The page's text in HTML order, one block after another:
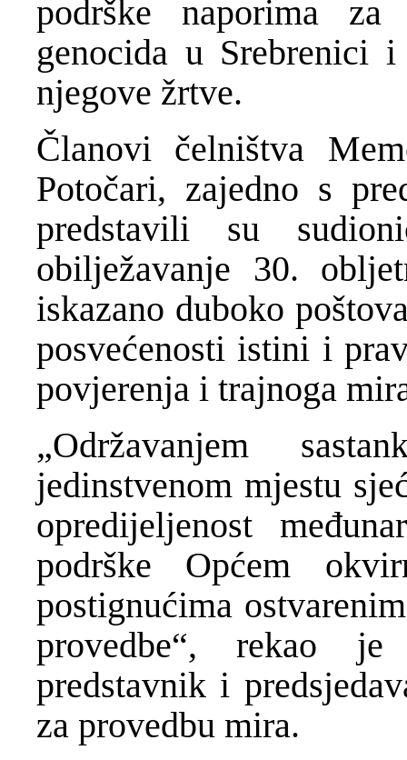
podrške naporima za
genocida u Srebrenici
njegove žrtve.
Članovi čelništva
Potočari, zajedno s
predstavili su
obilježavanje 30.
iskazano duboko
posvećenosti istini i
povjerenja i trajnoga
„Održavanjem
jedinstvenom mjestu
opredijeljenost
podrške Općem
postignućima
provedbe“, rekao
predstavnik i
za provedbu mira.